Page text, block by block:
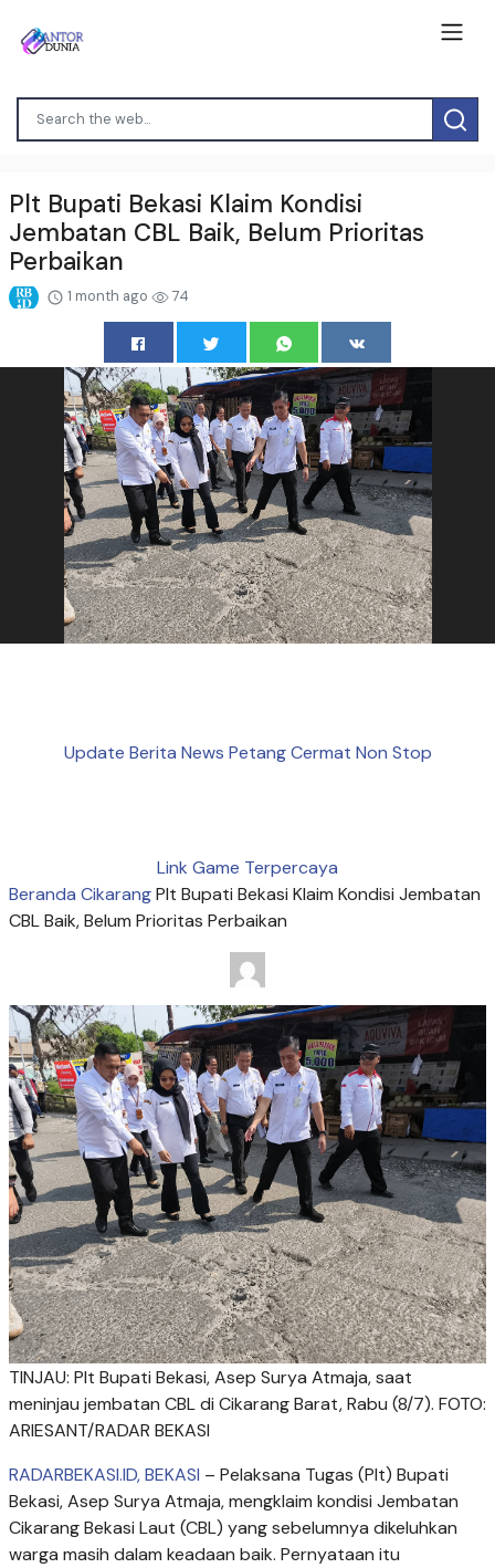
Plt Bupati Bekasi Klaim Kondisi
Jembatan CBL Baik, Belum Prioritas
Perbaikan
1 month ago 74
Update Berita News Petang Cermat Non Stop
Link Game Terpercaya
Beranda CikarangPlt Bupati Bekasi Klaim Kondisi Jembatan
CBL Baik, Belum Prioritas Perbaikan
TINJAU: Plt Bupati Bekasi, Asep Surya Atmaja, saat
meninjau jembatan CBL di Cikarang Barat, Rabu (8/7). FOTO:
ARIESANT/RADAR BEKASI
RADARBEKASI.ID, BEKASI – Pelaksana Tugas (Plt) Bupati
Bekasi, Asep Surya Atmaja, mengklaim kondisi Jembatan
Cikarang Bekasi Laut (CBL) yang sebelumnya dikeluhkan
warga masih dalam keadaan baik. Pernyataan itu